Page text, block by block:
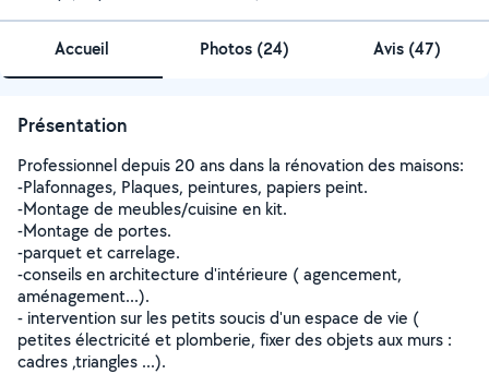
Accueil Photos (24) Avis (47)
Présentation
Professionnel depuis 20 ans dans la rénovation des maisons:
-Plafonnages, Plaques, peintures, papiers peint.
-Montage de meubles/cuisine en kit.
-Montage de portes.
-parquet et carrelage.
-conseils en architecture d'intérieure ( agencement,
aménagement...).
- intervention sur les petits soucis d'un espace de vie (
petites électricité et plomberie, fixer des objets aux murs :
cadres ,triangles ...).